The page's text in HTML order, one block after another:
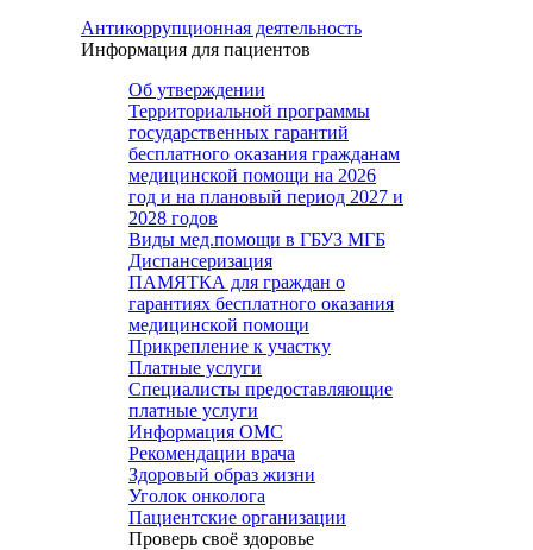
Антикоррупционная деятельность
Информация для пациентов
Об утверждении
Территориальной программы
государственных гарантий
бесплатного оказания гражданам
медицинской помощи на 2026
год и на плановый период 2027 и
2028 годов
Виды мед.помощи в ГБУЗ МГБ
Диспансеризация
ПАМЯТКА для граждан о
гарантиях бесплатного оказания
медицинской помощи
Прикрепление к участку
Платные услуги
Специалисты предоставляющие
платные услуги
Информация ОМС
Рекомендации врача
Здоровый образ жизни
Уголок онколога
Пациентские организации
Проверь своё здоровье